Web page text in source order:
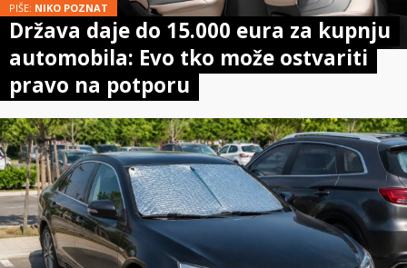
PIŠE: NIKO POZNAT
Država daje do 15.000 eura za kupnju
automobila: Evo tko može ostvariti
pravo na potporu